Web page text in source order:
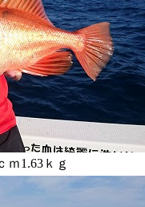
ｍ1.63ｋｇ